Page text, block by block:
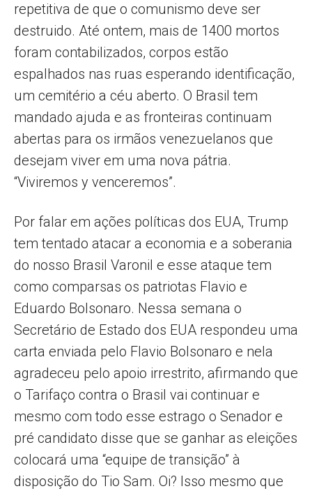
repetitiva de que o comunismo deve ser
destruido. Até ontem, mais de 1400 mortos
foram contabilizados, corpos estão
espalhados nas ruas esperando identificação,
um cemitério a céu aberto. O Brasil tem
mandado ajuda e as fronteiras continuam
abertas para os irmãos venezuelanos que
desejam viver em uma nova pátria.
“Viviremos y venceremos”.
Por falar em ações políticas dos EUA, Trump
tem tentado atacar a economia e a soberania
do nosso Brasil Varonil e esse ataque tem
como comparsas os patriotas Flavio e
Eduardo Bolsonaro. Nessa semana o
Secretário de Estado dos EUA respondeu uma
carta enviada pelo Flavio Bolsonaro e nela
agradeceu pelo apoio irrestrito, afirmando que
o Tarifaço contra o Brasil vai continuar e
mesmo com todo esse estrago o Senador e
pré candidato disse que se ganhar as eleições
colocará uma “equipe de transição” à
disposição do Tio Sam. Oi? Isso mesmo que